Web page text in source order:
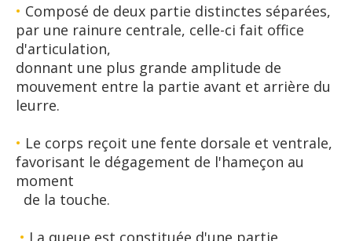
• Composé de deux partie distinctes séparées,
par une rainure centrale, celle-ci fait office
d'articulation,
donnant une plus grande amplitude de
mouvement entre la partie avant et arrière du
leurre.
• Le corps reçoit une fente dorsale et ventrale,
favorisant le dégagement de l'hameçon au
moment
de la touche.
• La queue est constituée d'une partie